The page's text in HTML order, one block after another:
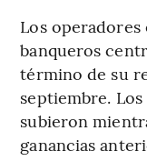
Los operadores
banqueros
término de su
septiembre.
subieron
ganancias